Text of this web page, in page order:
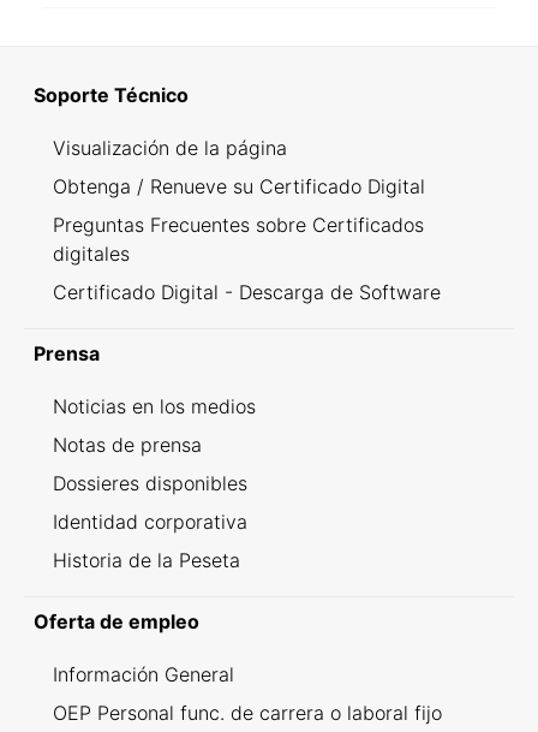
Soporte Técnico
Visualización de la página
Obtenga / Renueve su Certificado Digital
Preguntas Frecuentes sobre Certificados
digitales
Certificado Digital - Descarga de Software
Prensa
Noticias en los medios
Notas de prensa
Dossieres disponibles
Identidad corporativa
Historia de la Peseta
Oferta de empleo
Información General
OEP Personal func. de carrera o laboral fijo